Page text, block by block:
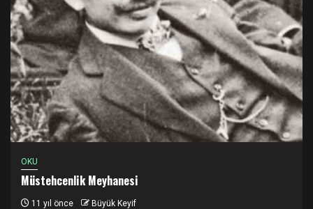
OKU
Müstehcenlik Meyhanesi
11 yıl önce Büyük Keyif